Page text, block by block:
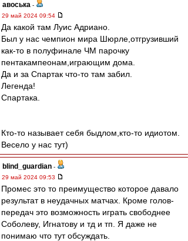
авоська -
29 май 2024 09:54
Да какой там Луис Адриано.
Был у нас чемпион мира Шюрле,отгрузивший
как-то в полуфинале ЧМ парочку
пентакампеонам,играющим дома.
Да и за Спартак что-то там забил.
Легенда!
Спартака.
Кто-то называет себя быдлом,кто-то идиотом.
Весело у нас тут)
blind_guardian -
29 май 2024 09:53
Промес это то преимущество которое давало
результат в неудачных матчах. Кроме голов-
передач это возможность играть свободнее
Соболеву, Игнатову и тд и тп. Я даже не
понимаю что тут обсуждать.